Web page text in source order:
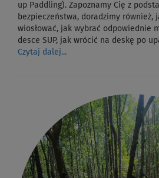
up Paddling). Zapoznamy Cię z
bezpieczeństwa, doradzimy również,
wiosłować, jak wybrać odpowiednie
desce SUP, jak wrócić na deskę po
Czytaj dalej...